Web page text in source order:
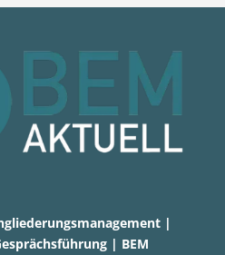
|
| BEM